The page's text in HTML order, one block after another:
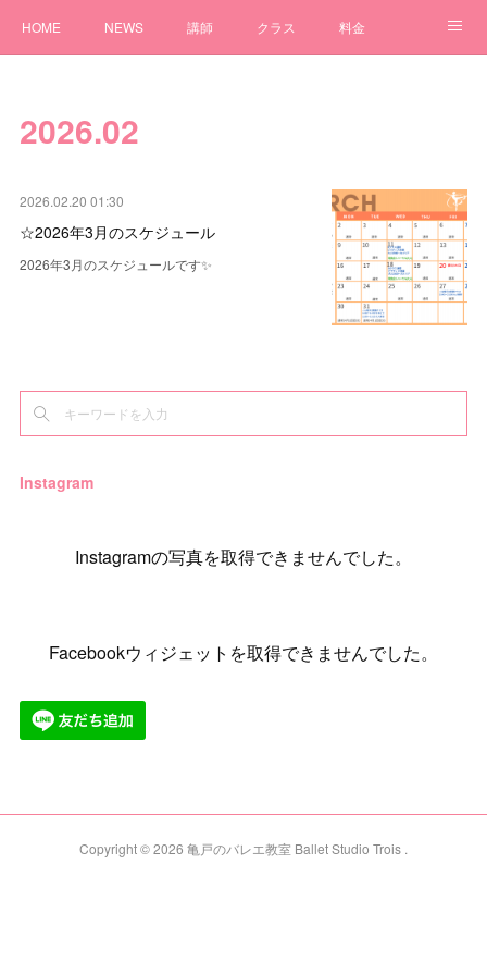
HOME NEWS 講師 クラス 料金
2026.02
2026.02.20 01:30
☆2026年3月のスケジュール
2026年3月のスケジュールです✨
Instagram
Instagramの写真を取得できませんでした。
Facebookウィジェットを取得できませんでした。
Copyright ©2026 亀戸のバレエ教室 Ballet Studio Trois .